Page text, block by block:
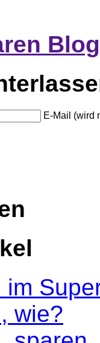
Blog
E-Mail (wird
wie?